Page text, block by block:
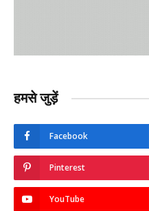
हमसे जुड़ें
Facebook
Pinterest
YouTube